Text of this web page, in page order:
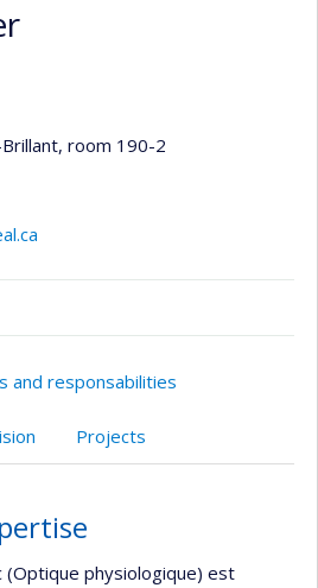
, room 190-2
and responsabilities
Projects
(Optique physiologique) est